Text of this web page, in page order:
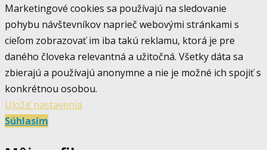
Marketingové cookies sa používajú na sledovanie
pohybu návštevníkov naprieč webovými stránkami s
cieľom zobrazovať im iba takú reklamu, ktorá je pre
daného človeka relevantná a užitočná. Všetky dáta sa
zbierajú a používajú anonymne a nie je možné ich spojiť s
konkrétnou osobou.
Uložiť nastavenia
Súhlasím